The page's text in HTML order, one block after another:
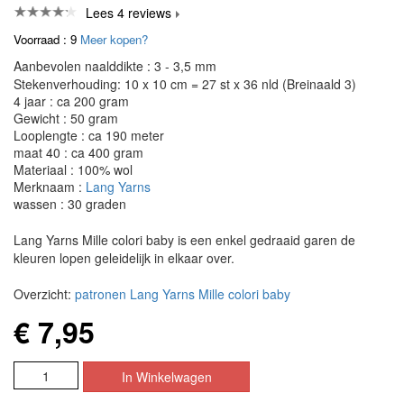
Lees 4 reviews
Voorraad : 9 Meer kopen?
Aanbevolen naalddikte : 3 - 3,5 mm
Stekenverhouding: 10 x 10 cm = 27 st x 36 nld (Breinaald 3)
4 jaar : ca 200 gram
Gewicht : 50 gram
Looplengte : ca 190 meter
maat 40 : ca 400 gram
Materiaal : 100% wol
Merknaam : Lang Yarns
wassen : 30 graden
Lang Yarns Mille colori baby is een enkel gedraaid garen de
kleuren lopen geleidelijk in elkaar over.
Overzicht: patronen Lang Yarns Mille colori baby
€ 7,95